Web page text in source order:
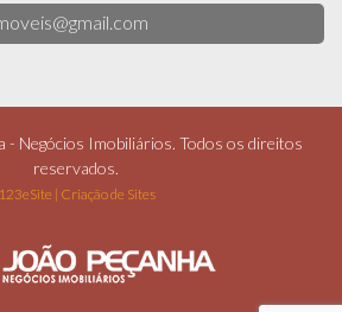
- Negócios Imobiliários. Todos os direitos
reservados.
123eSite | Criação de Sites